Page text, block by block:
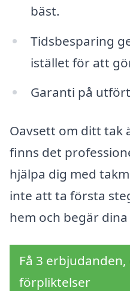
bäst.
Tidsbesparing
istället för att
Garanti på
Oavsett om ditt tak
finns det
hjälpa dig med
inte att ta första
hem och begär
Få 3
förpliktelser